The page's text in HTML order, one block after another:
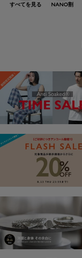
すべてを見る NANO割